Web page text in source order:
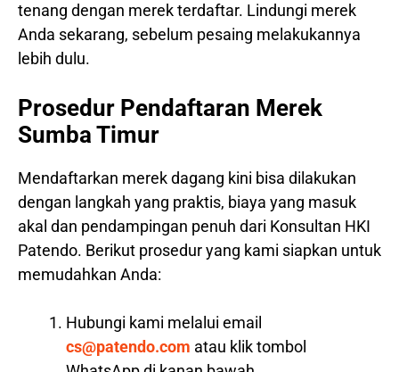
tenang dengan merek terdaftar. Lindungi merek
Anda sekarang, sebelum pesaing melakukannya
lebih dulu.
Prosedur Pendaftaran Merek
Sumba Timur
Mendaftarkan merek dagang kini bisa dilakukan
dengan langkah yang praktis, biaya yang masuk
akal dan pendampingan penuh dari Konsultan HKI
Patendo. Berikut prosedur yang kami siapkan untuk
memudahkan Anda:
Hubungi kami melalui email
cs@patendo.com atau klik tombol